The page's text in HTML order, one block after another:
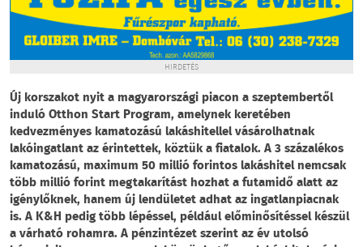
HIRDETÉS
Új korszakot nyit a magyarországi piacon a szeptembertől
induló Otthon Start Program, amelynek keretében
kedvezményes kamatozású lakáshitellel vásárolhatnak
lakóingatlant az érintettek, köztük a fiatalok. A 3 százalékos
kamatozású, maximum 50 millió forintos lakáshitel nemcsak
több millió forint megtakarítást hozhat a futamidő alatt az
igénylőknek, hanem új lendületet adhat az ingatlanpiacnak
is. A K&H pedig több lépéssel, például előminősítéssel készül
a várható rohamra. A pénzintézet szerint az év utolsó